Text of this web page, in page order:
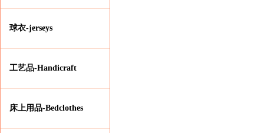
球衣-jerseys
工艺品-Handicraft
床上用品-Bedclothes